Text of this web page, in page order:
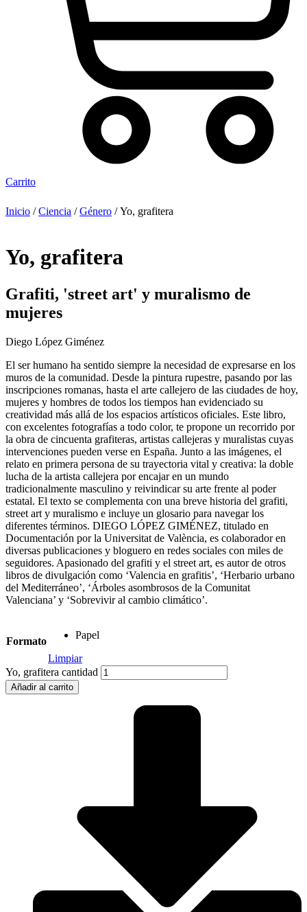
Carrito
Inicio /Ciencia /Género / Yo, grafitera
Yo, grafitera
Grafiti, 'street art' y muralismo de
mujeres
Diego López Giménez
El ser humano ha sentido siempre la necesidad de expresarse en los
muros de la comunidad. Desde la pintura rupestre, pasando por las
inscripciones romanas, hasta el arte callejero de las ciudades de hoy,
mujeres y hombres de todos los tiempos han evidenciado su
creatividad más allá de los espacios artísticos oficiales. Este libro,
con excelentes fotografías a todo color, te propone un recorrido por
la obra de cincuenta grafiteras, artistas callejeras y muralistas cuyas
intervenciones pueden verse en España. Junto a las imágenes, el
relato en primera persona de su trayectoria vital y creativa: la doble
lucha de la artista callejera por encajar en un mundo
tradicionalmente masculino y reivindicar su arte frente al poder
estatal. El texto se complementa con una breve historia del grafiti,
street art y muralismo e incluye un glosario para navegar los
diferentes términos. DIEGO LÓPEZ GIMÉNEZ, titulado en
Documentación por la Universitat de València, es colaborador en
diversas publicaciones y bloguero en redes sociales con miles de
seguidores. Apasionado del grafiti y el street art, es autor de otros
libros de divulgación como ‘Valencia en grafitis’, ‘Herbario urbano
del Mediterráneo’, ‘Árboles asombrosos de la Comunitat
Valenciana’ y ‘Sobrevivir al cambio climático’.
Formato
Papel
Limpiar
Yo, grafitera cantidad
Añadir al carrito